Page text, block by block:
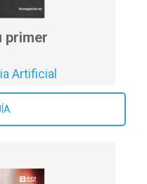
primer
Artificial